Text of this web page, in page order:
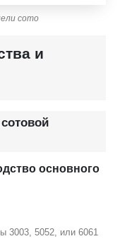
сото
и
основного
3003, 5052, или 6061